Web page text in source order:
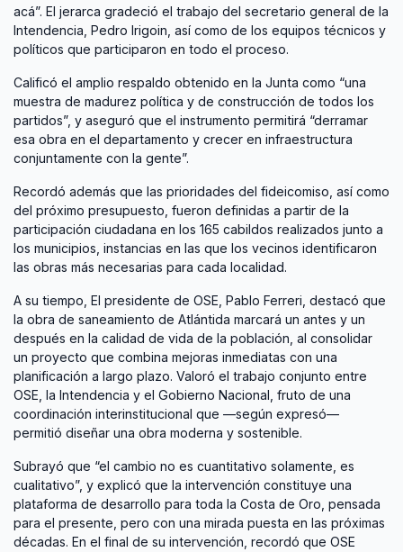
acá”. El jerarca gradeció el trabajo del secretario general de la
Intendencia, Pedro Irigoin, así como de los equipos técnicos y
políticos que participaron en todo el proceso.
Calificó el amplio respaldo obtenido en la Junta como “una
muestra de madurez política y de construcción de todos los
partidos”, y aseguró que el instrumento permitirá “derramar
esa obra en el departamento y crecer en infraestructura
conjuntamente con la gente”.
Recordó además que las prioridades del fideicomiso, así como
del próximo presupuesto, fueron definidas a partir de la
participación ciudadana en los 165 cabildos realizados junto a
los municipios, instancias en las que los vecinos identificaron
las obras más necesarias para cada localidad.
A su tiempo, El presidente de OSE, Pablo Ferreri, destacó que
la obra de saneamiento de Atlántida marcará un antes y un
después en la calidad de vida de la población, al consolidar
un proyecto que combina mejoras inmediatas con una
planificación a largo plazo. Valoró el trabajo conjunto entre
OSE, la Intendencia y el Gobierno Nacional, fruto de una
coordinación interinstitucional que —según expresó—
permitió diseñar una obra moderna y sostenible.
Subrayó que “el cambio no es cuantitativo solamente, es
cualitativo”, y explicó que la intervención constituye una
plataforma de desarrollo para toda la Costa de Oro, pensada
para el presente, pero con una mirada puesta en las próximas
décadas. En el final de su intervención, recordó que OSE